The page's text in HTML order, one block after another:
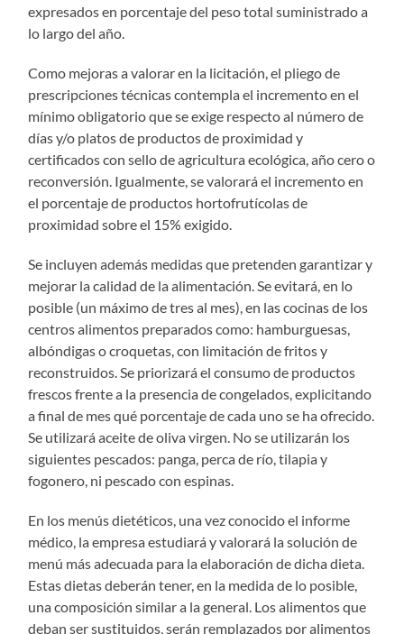
expresados en porcentaje del peso total suministrado a
lo largo del año.
Como mejoras a valorar en la licitación, el pliego de
prescripciones técnicas contempla el incremento en el
mínimo obligatorio que se exige respecto al número de
días y/o platos de productos de proximidad y
certificados con sello de agricultura ecológica, año cero o
reconversión. Igualmente, se valorará el incremento en
el porcentaje de productos hortofrutícolas de
proximidad sobre el 15% exigido.
Se incluyen además medidas que pretenden garantizar y
mejorar la calidad de la alimentación. Se evitará, en lo
posible (un máximo de tres al mes), en las cocinas de los
centros alimentos preparados como: hamburguesas,
albóndigas o croquetas, con limitación de fritos y
reconstruidos. Se priorizará el consumo de productos
frescos frente a la presencia de congelados, explicitando
a final de mes qué porcentaje de cada uno se ha ofrecido.
Se utilizará aceite de oliva virgen. No se utilizarán los
siguientes pescados: panga, perca de río, tilapia y
fogonero, ni pescado con espinas.
En los menús dietéticos, una vez conocido el informe
médico, la empresa estudiará y valorará la solución de
menú más adecuada para la elaboración de dicha dieta.
Estas dietas deberán tener, en la medida de lo posible,
una composición similar a la general. Los alimentos que
deban ser sustituidos, serán remplazados por alimentos